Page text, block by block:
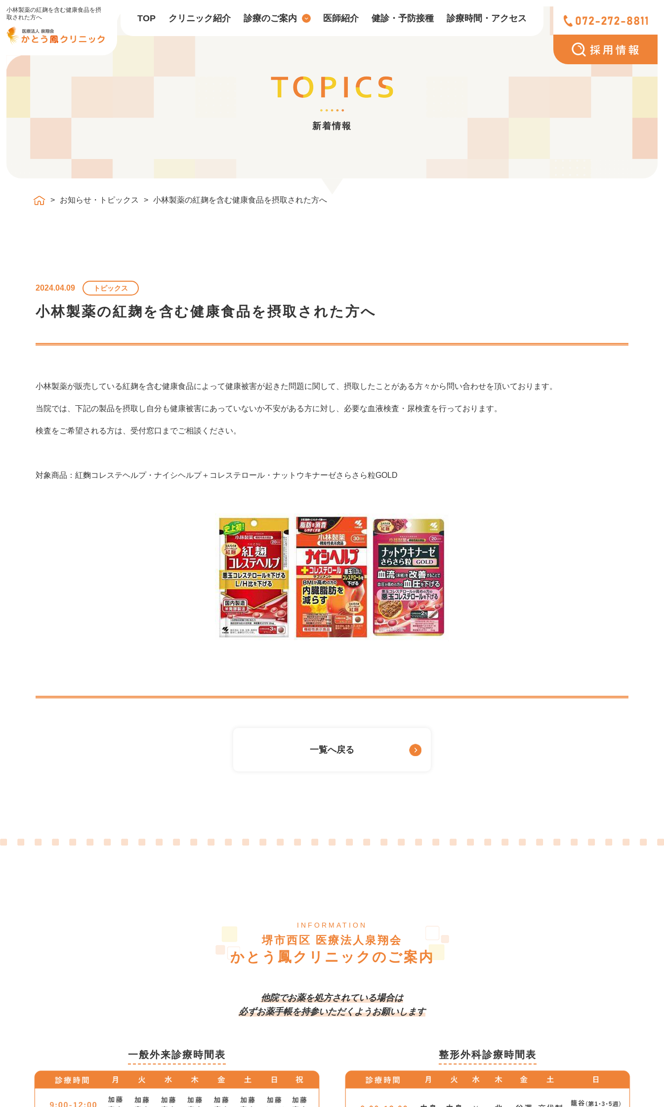
小林製薬の紅麹を含む健康食品を摂
取された方へ
TOP クリニック紹介 診療のご案内 医師紹介 健診・予防接種 診療時間・アクセス
新着情報
お知らせ・トピックス 小林製薬の紅麹を含む健康食品を摂取された方へ
2024.04.09 トピックス
小林製薬の紅麹を含む健康食品を摂取された方へ
小林製薬が販売している紅麹を含む健康食品によって健康被害が起きた問題に関して、摂取したことがある方々から問い合わせを頂いております。
当院では、下記の製品を摂取し自分も健康被害にあっていないか不安がある方に対し、必要な血液検査・尿検査を行っております。
検査をご希望される方は、受付窓口までご相談ください。
対象商品：紅麴コレステヘルプ・ナイシヘルプ＋コレステロール・ナットウキナーゼさらさら粒GOLD
一覧へ戻る
INFORMATION
堺市西区 医療法人泉翔会
かとう鳳クリニックのご案内
他院でお薬を処方されている場合は
必ずお薬手帳を持参いただくようお願いします
一般外来診療時間表 整形外科診療時間表